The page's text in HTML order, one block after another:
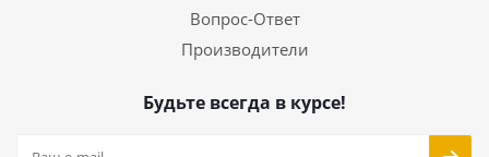
Вопрос-Ответ
Производители
Будьте всегда в курсе!